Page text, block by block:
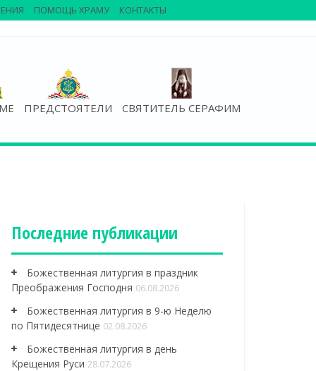
ПРЕДСТОЯТЕЛИ СВЯТИТЕЛЬ СЕРАФИМ
ПОМОЩЬ ХРАМУ КОНТАКТЫ
Последние публикации
Божественная литургия в праздник
Преображения Господня 06.08.2026
Божественная литургия в 9-ю Неделю
по Пятидесятнице 02.08.2026
Божественная литургия в день
Крещения Руси 28.07.2026